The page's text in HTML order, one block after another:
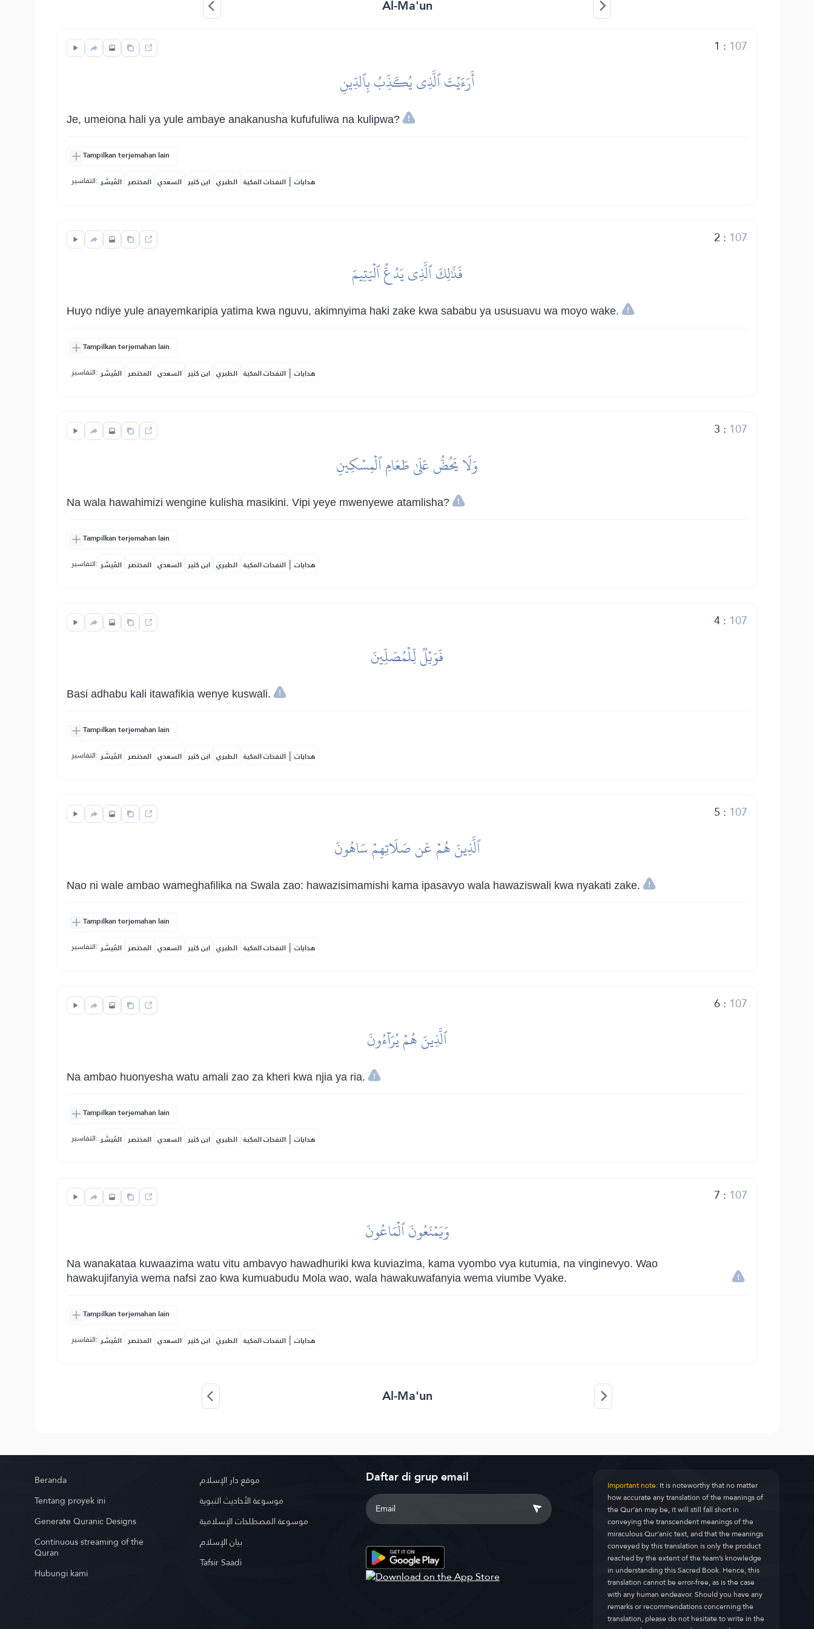
Al-Ma'un
1 : 107
أَرَءَيۡتَ ٱلَّذِي يُكَذِّبُ بِٱلدِّينِ
Je, umeiona hali ya yule ambaye anakanusha kufufuliwa na kulipwa?
Tampilkan terjemahan lain
التفاسير: المُيسَّر المختصر السعدي ابن كثير الطبري النفحات المكية | هدايات
2 : 107
فَذَٰلِكَ ٱلَّذِي يَدُعُّ ٱلۡيَتِيمَ
Huyo ndiye yule anayemkaripia yatima kwa nguvu, akimnyima haki zake kwa sababu ya ususuavu wa moyo wake.
Tampilkan terjemahan lain
التفاسير: المُيسَّر المختصر السعدي ابن كثير الطبري النفحات المكية | هدايات
3 : 107
وَلَا يَحُضُّ عَلَىٰ طَعَامِ ٱلۡمِسۡكِينِ
Na wala hawahimizi wengine kulisha masikini. Vipi yeye mwenyewe atamlisha?
Tampilkan terjemahan lain
التفاسير: المُيسَّر المختصر السعدي ابن كثير الطبري النفحات المكية | هدايات
4: 107
فَوَيۡلٞ لِّلۡمُصَلِّينَ
Basi adhabu kali itawafikia wenye kuswali.
Tampilkan terjemahan lain
التفاسير: المُيسَّر المختصر السعدي ابن كثير الطبري النفحات المكية | هدايات
5 : 107
ٱلَّذِينَ هُمۡ عَن صَلَاتِهِمۡ سَاهُونَ
Nao ni wale ambao wameghafilika na Swala zao: hawazisimamishi kama ipasavyo wala hawaziswali kwa nyakati zake.
Tampilkan terjemahan lain
التفاسير: المُيسَّر المختصر السعدي ابن كثير الطبري النفحات المكية | هدايات
6: 107
ٱلَّذِينَ هُمۡ يُرَآءُونَ
Na ambao huonyesha watu amali zao za kheri kwa njia ya ria.
Tampilkan terjemahan lain
التفاسير: المُيسَّر المختصر السعدي ابن كثير الطبري النفحات المكية | هدايات
7 : 107
وَيَمۡنَعُونَ ٱلۡمَاعُونَ
Na wanakataa kuwaazima watu vitu ambavyo hawadhuriki kwa kuviazima, kama vyombo vya kutumia, na vinginevyo. Wao
hawakujifanyia wema nafsi zao kwa kumuabudu Mola wao, wala hawakuwafanyia wema viumbe Vyake.
Tampilkan terjemahan lain
التفاسير: المُيسَّر المختصر السعدي ابن كثير الطبري النفحات المكية | هدايات
Al-Ma'un
Beranda
Tentang proyek ini
Generate Quranic Designs
Continuous streaming of the
Quran
Hubungi kami
موقع دار الإسلام
موسوعة الأحاديث النبوية
موسوعة المصطلحات الإسلامية
بيان الإسلام
Tafsir Saadi
Daftar di grup email Important note:It is noteworthy that no matter
how accurate any translation of the meanings of
the Qur’an may be, it will still fall short in
conveying the transcendent meanings of the
miraculous Qur’anic text, and that the meanings
conveyed by this translation is only the product
reached by the extent of the team’s knowledge
in understanding this Sacred Book. Hence, this
translation cannot be error-free, as is the case
with any human endeavor. Should you have any
remarks or recommendations concerning the
translation, please do not hesitate to write in the